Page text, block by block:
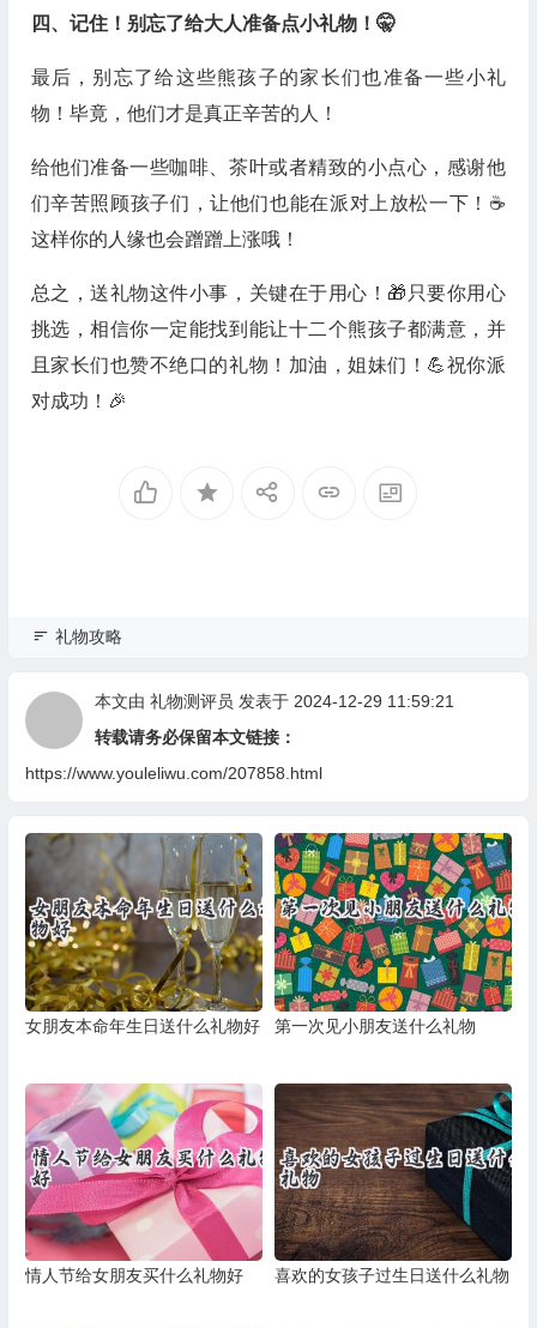
四、记住！别忘了给大人准备点小礼物！🤫
最后，别忘了给这些熊孩子的家长们也准备一些小礼
物！毕竟，他们才是真正辛苦的人！
给他们准备一些咖啡、茶叶或者精致的小点心，感谢他
们辛苦照顾孩子们，让他们也能在派对上放松一下！☕
这样你的人缘也会蹭蹭上涨哦！
总之，送礼物这件小事，关键在于用心！🎁只要你用心
挑选，相信你一定能找到能让十二个熊孩子都满意，并
且家长们也赞不绝口的礼物！加油，姐妹们！💪祝你派
对成功！🎉
礼物攻略
本文由 礼物测评员 发表于 2024-12-29 11:59:21
转载请务必保留本文链接：
https://www.youleliwu.com/207858.html
女朋友本命年生日送什么礼物好 第一次见小朋友送什么礼物
情人节给女朋友买什么礼物好 喜欢的女孩子过生日送什么礼物